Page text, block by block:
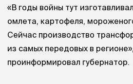
«В годы войны тут
омлета, картофеля,
Сейчас производство
из самых передовых в
проинформировал губернатор.